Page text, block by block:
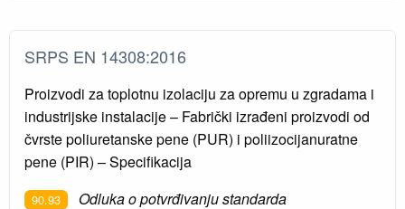
SRPS EN 14308:2016
Proizvodi za toplotnu izolaciju za opremu u zgradama i
industrijske instalacije – Fabrički izrađeni proizvodi od
čvrste poliuretanske pene (PUR) i poliizocijanuratne
pene (PIR) – Specifikacija
90.93 Odluka o potvrđivanju standarda